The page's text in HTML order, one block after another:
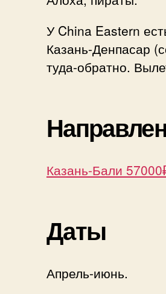
У China Eastern
Казань-Денпасар
туда-обратно.
Казань-Бали
Даты
Апрель-июнь.